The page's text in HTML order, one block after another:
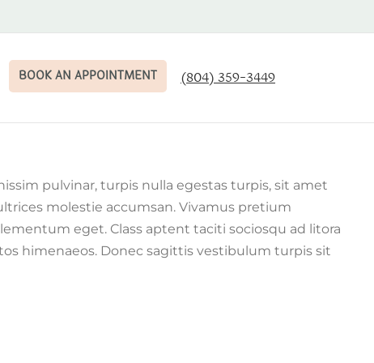
BOOK AN APPOINTMENT (804) 359-3449
pulvinar, turpis nulla egestas turpis, sit amet
molestie accumsan. Vivamus pretium
eget. Class aptent taciti sociosqu ad litora
himenaeos. Donec sagittis vestibulum turpis sit